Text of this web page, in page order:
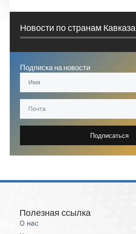
Новости по странам Кавказа
Подписка на новости
Подписаться
Полезная ссылка
О нас